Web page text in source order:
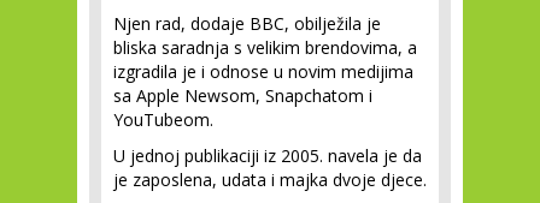
Njen rad, dodaje BBC, obilježila je
bliska saradnja s velikim brendovima, a
izgradila je i odnose u novim medijima
sa Apple Newsom, Snapchatom i
YouTubeom.
U jednoj publikaciji iz 2005. navela je da
je zaposlena, udata i majka dvoje djece.